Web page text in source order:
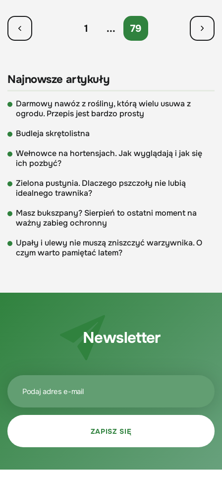
1 ... 79
Najnowsze artykuły
Darmowy nawóz z rośliny, którą wielu usuwa z
ogrodu. Przepis jest bardzo prosty
Budleja skrętolistna
Wełnowce na hortensjach. Jak wyglądają i jak się
ich pozbyć?
Zielona pustynia. Dlaczego pszczoły nie lubią
idealnego trawnika?
Masz bukszpany? Sierpień to ostatni moment na
ważny zabieg ochronny
Upały i ulewy nie muszą zniszczyć warzywnika. O
czym warto pamiętać latem?
Newsletter